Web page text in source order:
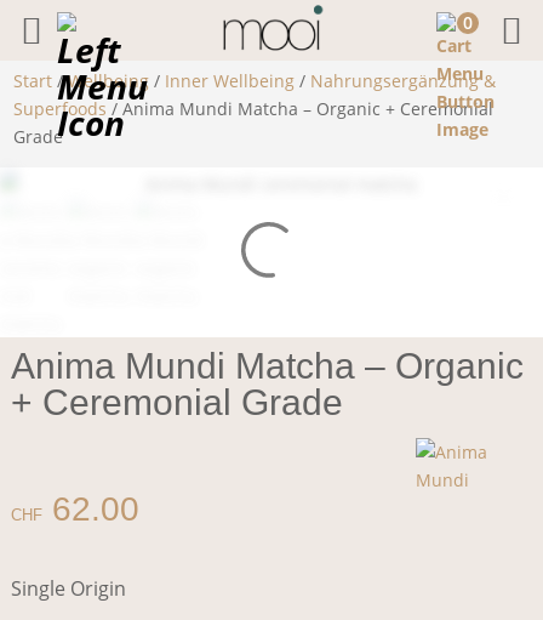
Start /Wellbeing / Inner Wellbeing / Nahrungsergänzung &
Superfoods / Anima Mundi Matcha – Organic + Ceremonial
Grade
Anima Mundi Matcha – Organic
+ Ceremonial Grade
CHF62.00
Single Origin
0